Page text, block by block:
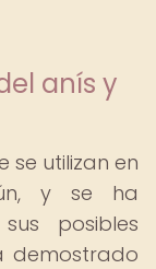
anís y
se utilizan en
y se ha
posibles
demostrado